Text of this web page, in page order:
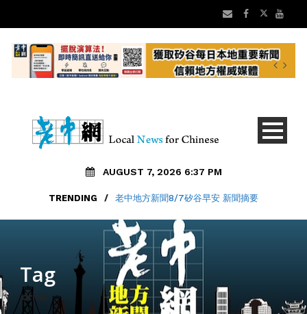
AUGUST 7, 2026 6:37 PM
TRENDING / 老中地方新聞8/7矽谷早安 新聞摘要
Tag
drink